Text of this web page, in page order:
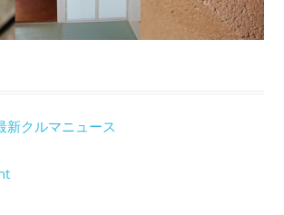
クルマニュース